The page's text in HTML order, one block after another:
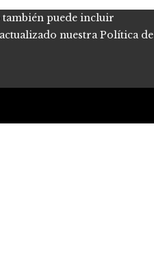
puede incluir
nuestra Política de